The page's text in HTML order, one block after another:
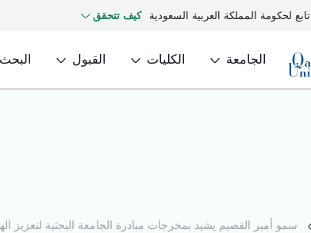
لحكومة المملكة العربية السعودية كيف تتحقق
الجامعة الكليات القبول البحث
سمو أمير القصيم يشيد بمخرجات مبادرة الجامعة البحثية لتعزيز